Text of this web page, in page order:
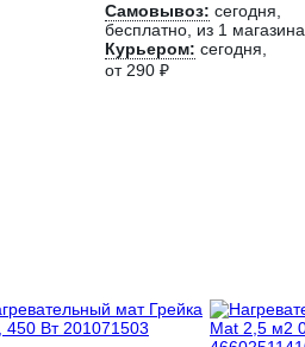
Самовывоз: сегодня,
бесплатно , из 1 магазина
Курьером: сегодня,
от 290 ₽